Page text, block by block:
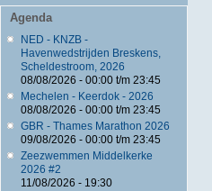
Agenda
NED - KNZB -
Havenwedstrijden Breskens,
Scheldestroom, 2026
08/08/2026 - 00:00t/m 23:45
Mechelen - Keerdok - 2026
08/08/2026 - 00:00t/m 23:45
GBR - Thames Marathon 2026
09/08/2026 - 00:00t/m 23:45
Zeezwemmen Middelkerke
2026 #2
11/08/2026 - 19:30